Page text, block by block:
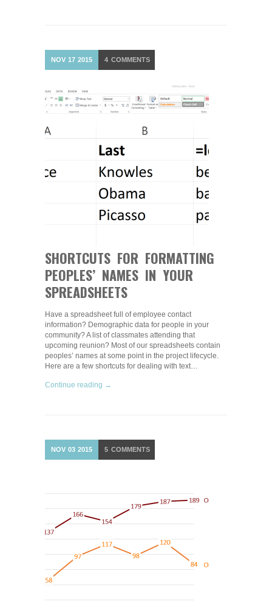
NOV 17 2015 4 COMMENTS
SHORTCUTS FOR FORMATTING
PEOPLES’ NAMES IN YOUR
SPREADSHEETS
Have a spreadsheet full of employee contact
information? Demographic data for people in your
community? A list of classmates attending that
upcoming reunion? Most of our spreadsheets contain
peoples’ names at some point in the project lifecycle.
Here are a few shortcuts for dealing with text…
Continue reading →
NOV 03 2015 5 COMMENTS